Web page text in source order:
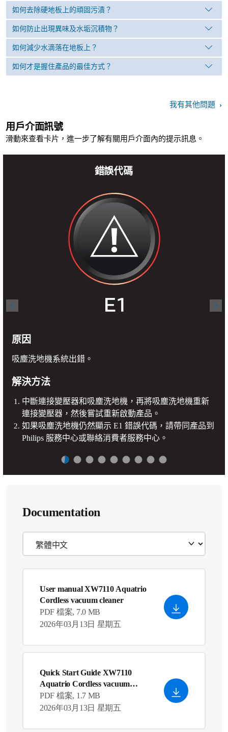
如何去除硬地板上的頑固污漬？
如何防止出現異味及水垢沉積物？
如何減少水滴落在地板上？
如何才是握住產品的最佳方式？
我有其他問題
用戶介面訊號
滑動來查看卡片，進一步了解有關用戶介面內的提示訊息。
錯誤代碼
原因
吸塵洗地機系統出錯。
解決方法
中斷連接變壓器和吸塵洗地機，再將吸塵洗地機重新
連接變壓器，然後嘗試重新啟動產品。
如果吸塵洗地機仍然顯示 E1 錯誤代碼，請帶同產品到
Philips 服務中心或聯絡消費者服務中心。
Documentation
User manual XW7110 Aquatrio
Cordless vacuum cleaner
PDF 檔案, 7.0 MB
2026年03月13日 星期五
Quick Start Guide XW7110
Aquatrio Cordless vacuum
cleaner
PDF 檔案, 1.7 MB
2026年03月13日 星期五